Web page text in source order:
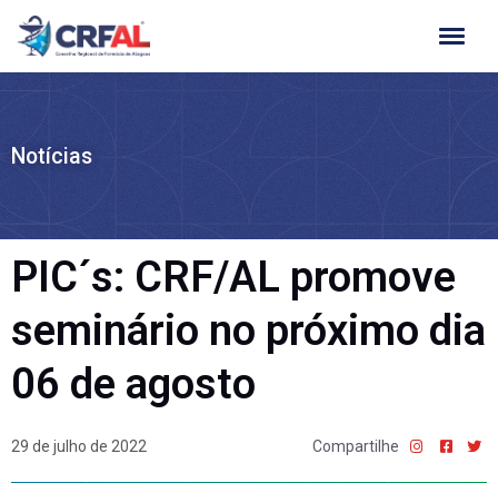
Ir
para
Notícias
PIC´s: CRF/AL promove
seminário no próximo dia
06 de agosto
29 de julho de 2022 Compartilhe